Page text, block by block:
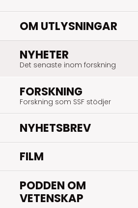
OM UTLYSNINGAR
NYHETER
Det senaste inom forskning
FORSKNING
Forskning som SSF stödjer
NYHETSBREV
FILM
PODDEN OM
VETENSKAP